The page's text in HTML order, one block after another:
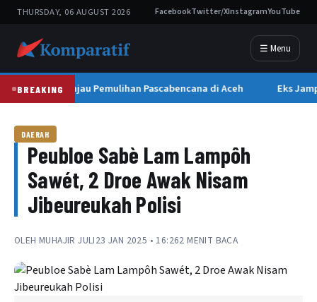
THURSDAY, 06 AUGUST 2026 FacebookTwitter/XInstagramYouTube
☰ Menu
BREAKING
Gibran Tinjau Pemulihan Pascabencana di Aceh Eks
DAERAH
Peubloe Sabè Lam Lampôh
Sawét, 2 Droe Awak Nisam
Jibeureukah Polisi
OLEH MUHAJIR JULI23 JAN 2025 • 16:262 MENIT BACA